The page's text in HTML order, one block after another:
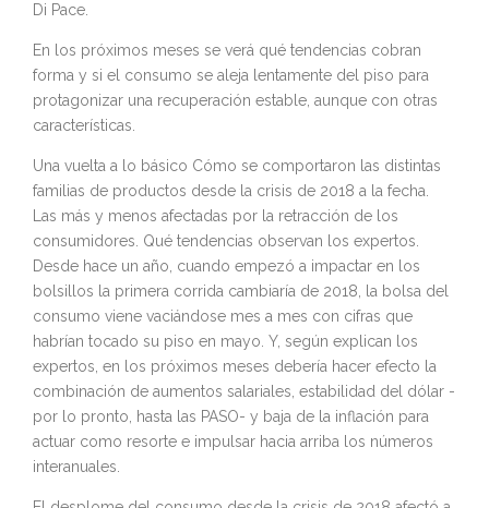
Di Pace.
En los próximos meses se verá qué tendencias cobran
forma y si el consumo se aleja lentamente del piso para
protagonizar una recuperación estable, aunque con otras
características.
Una vuelta a lo básico Cómo se comportaron las distintas
familias de productos desde la crisis de 2018 a la fecha.
Las más y menos afectadas por la retracción de los
consumidores. Qué tendencias observan los expertos.
Desde hace un año, cuando empezó a impactar en los
bolsillos la primera corrida cambiaría de 2018, la bolsa del
consumo viene vaciándose mes a mes con cifras que
habrían tocado su piso en mayo. Y, según explican los
expertos, en los próximos meses debería hacer efecto la
combinación de aumentos salariales, estabilidad del dólar -
por lo pronto, hasta las PASO- y baja de la inflación para
actuar como resorte e impulsar hacia arriba los números
interanuales.